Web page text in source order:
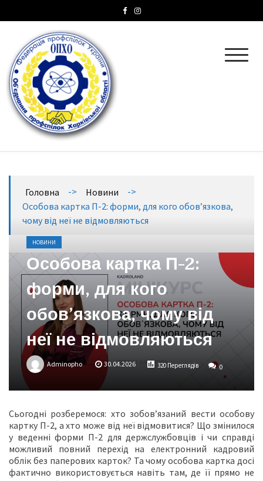
Головна -> Новини
->
Особова картка П-2: форми, для кого обовʼязкова,
чому від неї не відмовляються
НОВИНИ
Особова картка П-2:
форми, для кого
обовʼязкова, чому від
неї не відмовляються
Adminopho 30.04.2026 320 Переглядів 0
Сьогодні розберемося: хто зобов’язаний вести особову
картку П-2, а хто може від неї відмовитися? Що змінилося
у веденні форми П-2 для держслужбовців і чи справді
можливий повний перехід на електронний кадровий
облік без паперових карток? Та чому особова картка досі
фактично використовується навіть там, де її прямо не